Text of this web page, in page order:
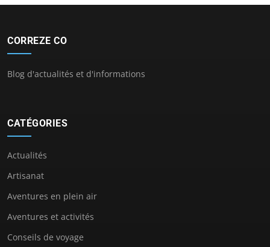
CORREZE CO
Blog d'actualités et d'informations
CATÉGORIES
Actualités
Artisanat
Aventures en plein air
Aventures et activités
Conseils de voyage